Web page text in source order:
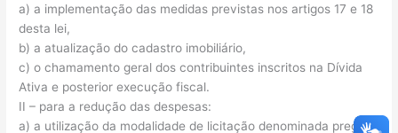
a) a implementação das medidas previstas nos artigos 17 e 18
desta lei,
b) a atualização do cadastro imobiliário,
c) o chamamento geral dos contribuintes inscritos na Dívida
Ativa e posterior execução fiscal.
II – para a redução das despesas:
a) a utilização da modalidade de licitação denominada pregão,